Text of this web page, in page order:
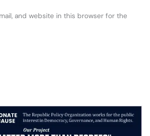
and website in this browser for the